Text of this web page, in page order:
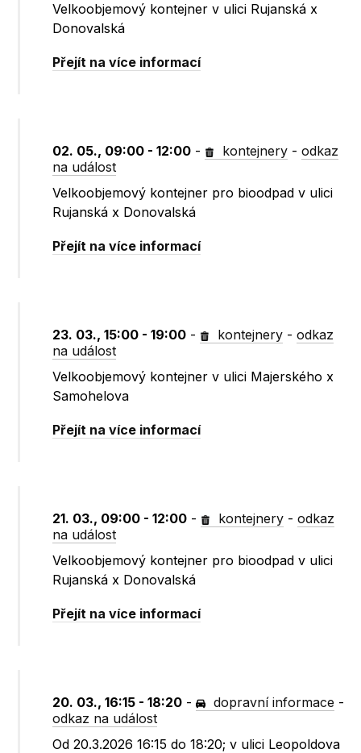
Velkoobjemový kontejner v ulici Rujanská x
Donovalská
Přejít na více informací
02. 05., 09:00 - 12:00 - kontejnery -odkaz
na událost
Velkoobjemový kontejner pro bioodpad v ulici
Rujanská x Donovalská
Přejít na více informací
23. 03., 15:00 - 19:00 - kontejnery -odkaz
na událost
Velkoobjemový kontejner v ulici Majerského x
Samohelova
Přejít na více informací
21. 03., 09:00 - 12:00 - kontejnery -odkaz
na událost
Velkoobjemový kontejner pro bioodpad v ulici
Rujanská x Donovalská
Přejít na více informací
20. 03., 16:15 - 18:20 - dopravní informace -
odkaz na událost
Od 20.3.2026 16:15 do 18:20; v ulici Leopoldova